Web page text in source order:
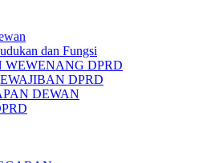
dan Fungsi
WEWENANG DPRD
DPRD
DEWAN